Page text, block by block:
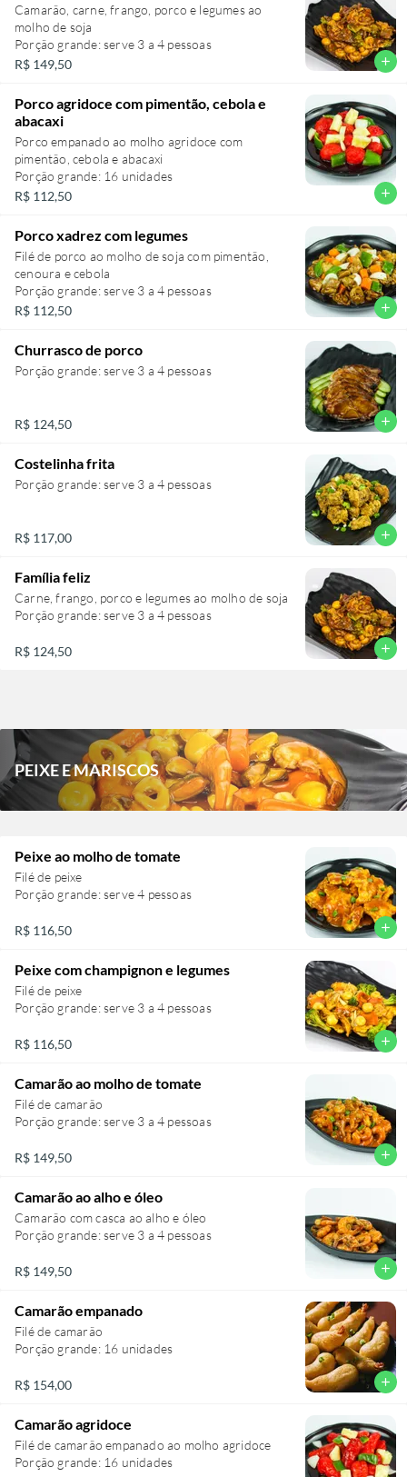
Camarão, carne, frango, porco e legumes ao
molho de soja
Porção grande: serve 3 a 4 pessoas
R$ 149,50
add
Porco agridoce com pimentão, cebola e
abacaxi
Porco empanado ao molho agridoce com
pimentão, cebola e abacaxi
Porção grande: 16 unidades
R$ 112,50
add
Porco xadrez com legumes
Filé de porco ao molho de soja com pimentão,
cenoura e cebola
Porção grande: serve 3 a 4 pessoas
R$ 112,50
add
Churrasco de porco
Porção grande: serve 3 a 4 pessoas
R$ 124,50 add
Costelinha frita
Porção grande: serve 3 a 4 pessoas
R$ 117,00 add
Família feliz
Carne, frango, porco e legumes ao molho de soja
Porção grande: serve 3 a 4 pessoas
R$ 124,50 add
PEIXE E MARISCOS
Peixe ao molho de tomate
Filé de peixe
Porção grande: serve 4 pessoas
R$ 116,50 add
Peixe com champignon e legumes
Filé de peixe
Porção grande: serve 3 a 4 pessoas
R$ 116,50 add
Camarão ao molho de tomate
Filé de camarão
Porção grande: serve 3 a 4 pessoas
R$ 149,50 add
Camarão ao alho e óleo
Camarão com casca ao alho e óleo
Porção grande: serve 3 a 4 pessoas
R$ 149,50 add
Camarão empanado
Filé de camarão
R$ 154,00 add
Camarão agridoce
Filé de camarão empanado ao molho agridoce
Porção grande: 16 unidades